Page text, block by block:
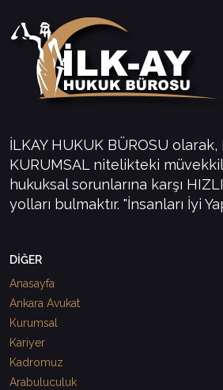
İLKAY HUKUK BÜROSU olarak,
KURUMSAL nitelikteki
hukuksal sorunlarına karşı
yolları bulmaktır. "İnsanları İyi
DİĞER
Anasayfa
Ankara Avukat
Kurumsal
Kariyer
Kadromuz
Arabuluculuk